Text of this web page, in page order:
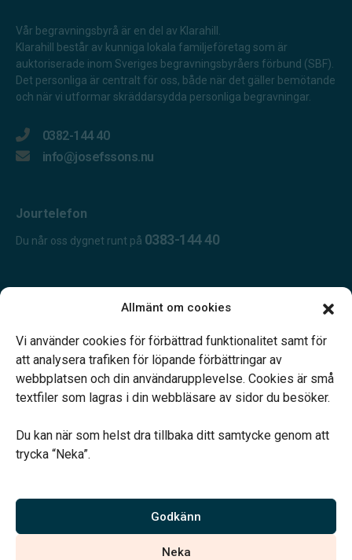
Allmänt om cookies
Vi använder cookies för förbättrad funktionalitet samt för
att analysera trafiken för löpande förbättringar av
webbplatsen och din användarupplevelse. Cookies är små
textfiler som lagras i din webbläsare av sidor du besöker.
Du kan när som helst dra tillbaka ditt samtycke genom att
trycka “Neka”.
Godkänn
Neka
Vår begravningsbyrå är en del av Klarahill.
Klarahill består av kunniga lokala familjeföretag som är
auktoriserade inom Sveriges begravningsbyråers förbund (SBF).
Det personliga är centralt för oss, både när det gäller bemötande
och när vi utformar skräddarsydda personliga begravningar.
0382-144 40
info@josefssons.nu
Jourtelefon
Du når oss dygnet runt på 0383-144 40
Telefonjour dygnet runt.
Vårt systerbolag Verahill hjälper dig med familjejuridiken –
Vi är auktoriserade av Sveriges Begravningsbyråers Förbund och
har högt ställda krav på utbildning, kvalitet, miljö och arbetsmiljö.